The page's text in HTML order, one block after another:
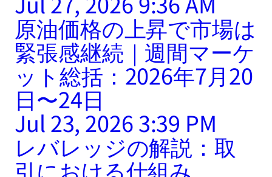
原油価格の上昇で市場は
緊張感継続｜週間マーケ
ット総括：2026年7月20
日〜24日
Jul 23, 2026 3:39 PM
レバレッジの解説：取
引における仕組み